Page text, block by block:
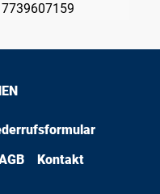
7739607159
Kontakt